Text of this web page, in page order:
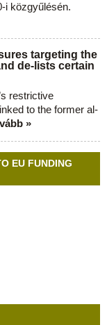
i közgyűlésén.
targeting the
de-lists certain
restrictive
to the former al-
»
EU FUNDING